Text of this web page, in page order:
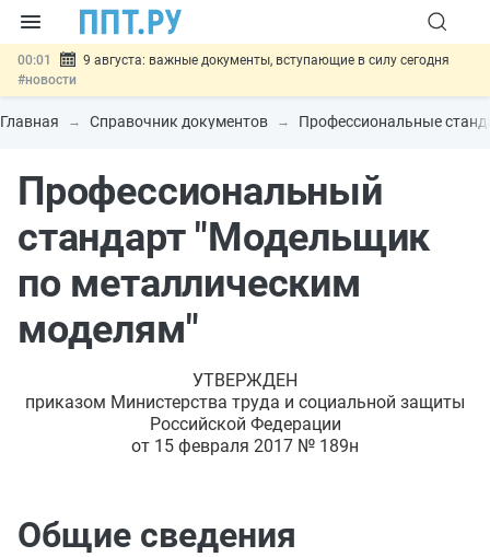
00:01
9 августа: важные документы, вступающие в силу сегодня
#новости
07.08 Подписан закон о блокировке продажи опасных товаров через
«Честный знак»#новости
07.08
Госпошлину за устранение ошибок в документах предлагают
отменить#новости
Разработают единые критерии трудовых и ГПХ-
отношений#новости
Главная Справочник документов Профессиональные
Профессиональный
стандарт "Модельщик
по металлическим
моделям"
УТВЕРЖДЕН
приказом Министерства труда и социальной защиты
Российской Федерации
от 15 февраля 2017 № 189н
Общие сведения